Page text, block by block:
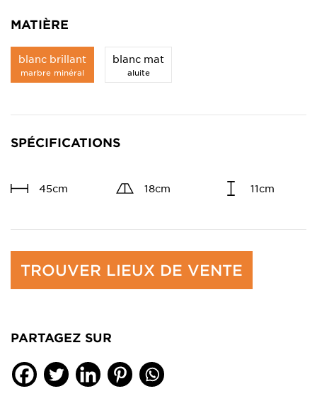
MATIÈRE
blanc brillant
marbre minéral
blanc mat
aluite
SPÉCIFICATIONS
45cm 18cm 11cm
TROUVER LIEUX DE VENTE
PARTAGEZ SUR